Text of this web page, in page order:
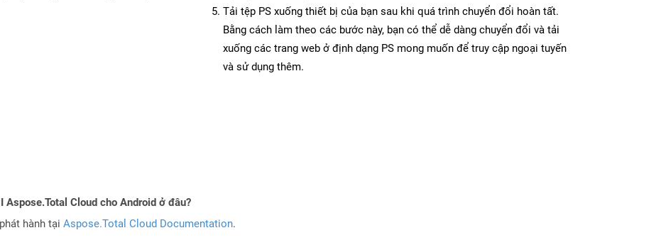
Tải tệp PS xuống thiết bị của bạn sau khi quá trình chuyển đổi hoàn tất.
Bằng cách làm theo các bước này, bạn có thể dễ dàng chuyển đổi và tải
xuống các trang web ở định dạng PS mong muốn để truy cập ngoại tuyến
và sử dụng thêm.
Cloud cho Android ở đâu?
hành tại Aspose.Total Cloud Documentation.